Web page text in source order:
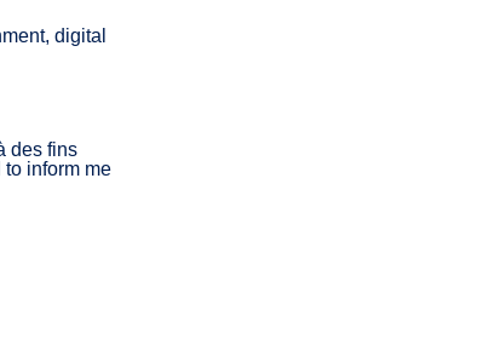
digital
des fins
inform me